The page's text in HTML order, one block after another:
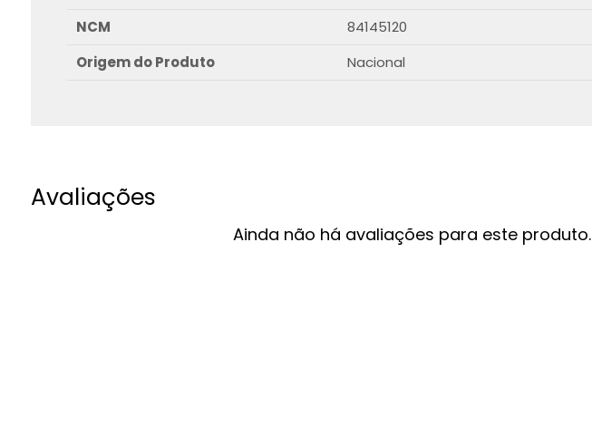
NCM
84145120
Origem do Produto
Nacional
Avaliações
Ainda não há avaliações para este produto.